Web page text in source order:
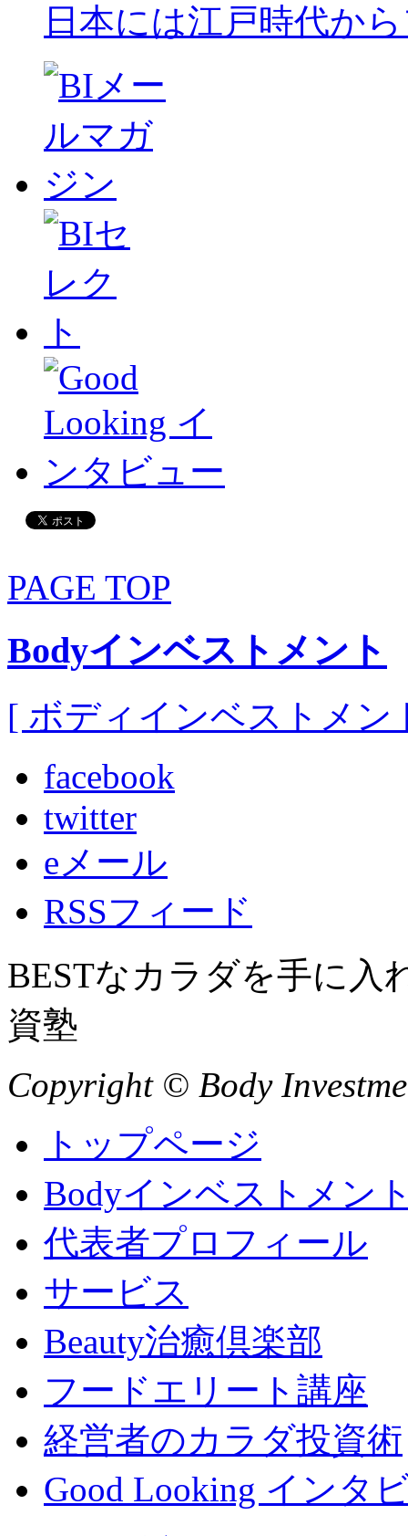
日本には江戸時代か
PAGE TOP
Bodyインベストメント
[ ボディインベストメン
facebook
twitter
eメール
RSSフィード
BESTなカラダを手に入
資塾
Copyright © Body
トップページ
Bodyインベストメン
代表者プロフィール
サービス
Beauty治癒倶楽部
フードエリート講座
経営者のカラダ投資術
Good Looking インタ